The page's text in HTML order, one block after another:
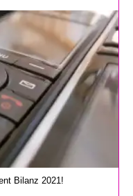
Bilanz 2021!